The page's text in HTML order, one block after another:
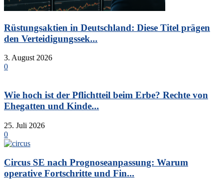
Rüstungsaktien in Deutschland: Diese Titel prägen
den Verteidigungssek...
3. August 2026
0
Wie hoch ist der Pflichtteil beim Erbe? Rechte von
Ehegatten und Kinde...
25. Juli 2026
0
Circus SE nach Prognoseanpassung: Warum
operative Fortschritte und Fin...